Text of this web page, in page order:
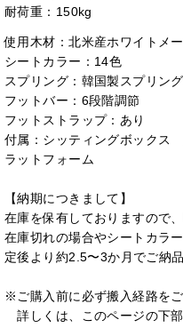
耐荷重：150kg
使用木材：北米産ホワイトメ
シートカラー：14色
スプリング：韓国製スプリン
フットバー：6段階調節
フットストラップ：あり
付属：シッティングボック
ラットフォーム
【納期につきまして】
在庫を保有しておりますので
在庫切れの場合やシートカラ
定後より約2.5〜3か月でご納
※ご購入前に必ず搬入経路をご
詳しくは、このページの下